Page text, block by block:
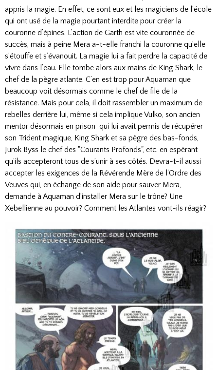
appris la magie. En effet, ce sont eux et les magiciens de l’école
qui ont usé de la magie pourtant interdite pour créer la
couronne d’épines. L’action de Garth est vite couronnée de
succès, mais à peine Mera a-t-elle franchi la couronne qu’elle
s’étouffe et s’évanouit. La magie lui a fait perdre la capacité de
vivre dans l’eau. Elle tombe alors aux mains de King Shark, le
chef de la pègre atlante. C’en est trop pour Aquaman que
beaucoup voit désormais comme le chef de file de la
résistance. Mais pour cela, il doit rassembler un maximum de
rebelles derrière lui, même si cela implique Vulko, son ancien
mentor désormais en prison qui lui avait permis de récupérer
son Trident magique, King Shark et sa pègre des bas-fonds,
Jurok Byss le chef des "Courants Profonds", etc. en espérant
qu'ils accepteront tous de s’unir à ses côtés. Devra-t-il aussi
accepter les exigences de la Révérende Mère de l'Ordre des
Veuves qui, en échange de son aide pour sauver Mera,
demande à Aquaman d’installer Mera sur le trône? Une
Xebellienne au pouvoir? Comment les Atlantes vont-ils réagir?